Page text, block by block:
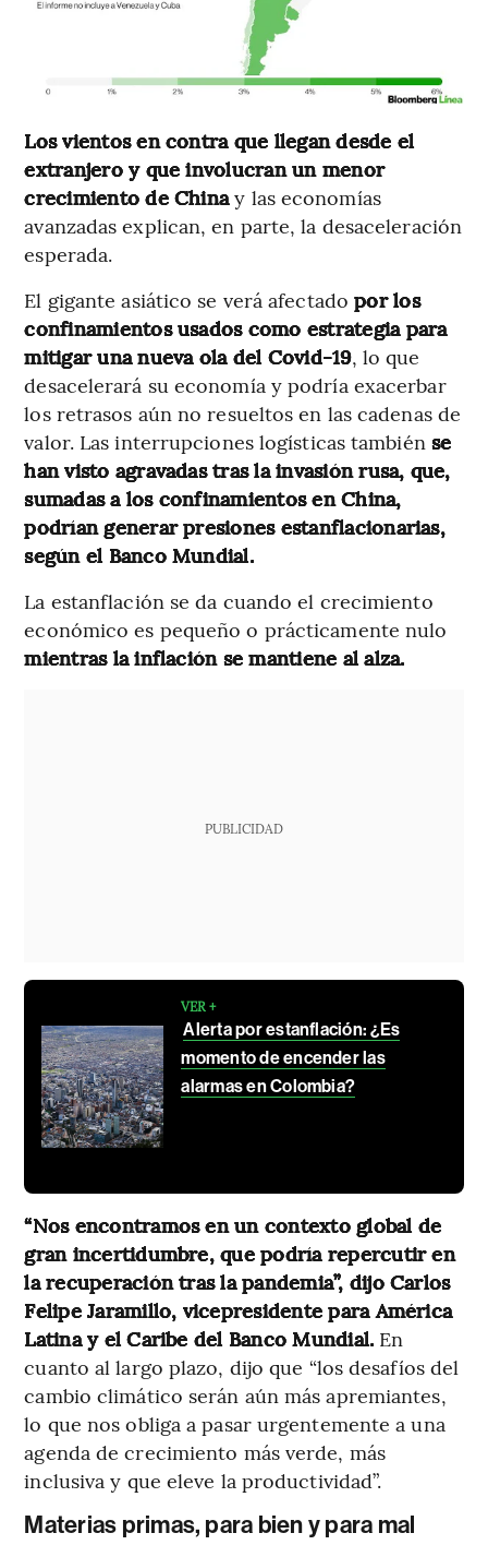
Los vientos en contra que llegan desde el
extranjero y que involucran un menor
crecimiento de Chinay las economías
avanzadas explican, en parte, la desaceleración
esperada.
El gigante asiático se verá afectadopor los
confinamientos usados como estrategia para
mitigar una nueva ola del Covid-19, lo que
desacelerará su economía y podría exacerbar
los retrasos aún no resueltos en las cadenas de
valor. Las interrupciones logísticas también se
han visto agravadas tras la invasión rusa, que,
sumadas a los confinamientos en China,
podrían generar presiones estanflacionarias,
según el Banco Mundial.
La estanflación se da cuando el crecimiento
económico es pequeño o prácticamente nulo
mientras la inflación se mantiene al alza.
PUBLICIDAD
VER +
Alerta por estanflación: ¿Es
momento de encender las
alarmas en Colombia?
“Nos encontramos en un contexto global de
gran incertidumbre, que podría repercutir en
la recuperación tras la pandemia”, dijo Carlos
Felipe Jaramillo, vicepresidente para América
Latina y el Caribe del Banco Mundial. En
cuanto al largo plazo, dijo que “los desafíos del
cambio climático serán aún más apremiantes,
lo que nos obliga a pasar urgentemente a una
agenda de crecimiento más verde, más
inclusiva y que eleve la productividad”.
Materias primas, para bien y para mal